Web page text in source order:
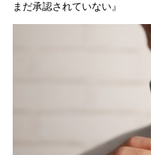
まだ承認されていない』